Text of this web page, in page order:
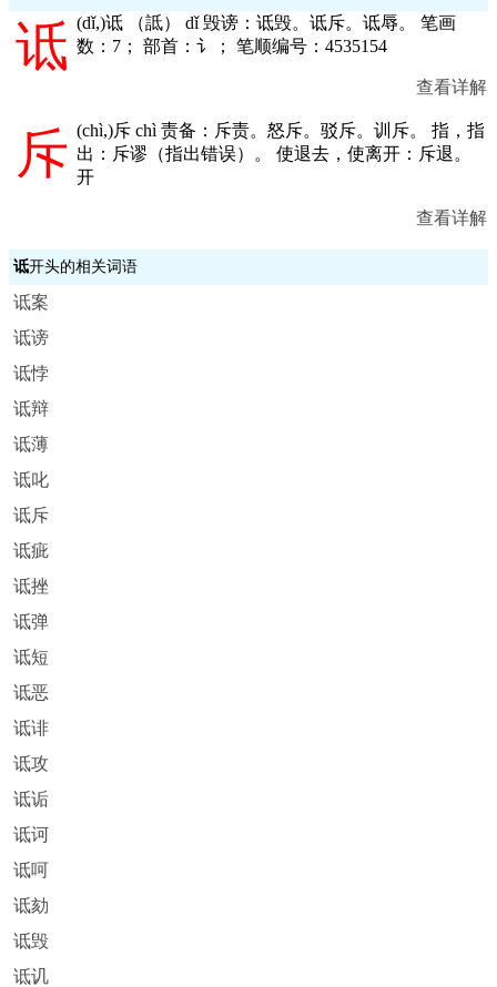
诋 (dǐ,)诋 （詆） dǐ 毁谤：诋毁。诋斥。诋辱。 笔画
数：7； 部首：讠； 笔顺编号：4535154
查看详解
斥 (chì,)斥 chì 责备：斥责。怒斥。驳斥。训斥。 指，指
出：斥谬（指出错误）。 使退去，使离开：斥退。
开
查看详解
诋开头的相关词语
诋案
诋谤
诋悖
诋辩
诋薄
诋叱
诋斥
诋疵
诋挫
诋弹
诋短
诋恶
诋诽
诋攻
诋诟
诋诃
诋呵
诋劾
诋毁
诋讥